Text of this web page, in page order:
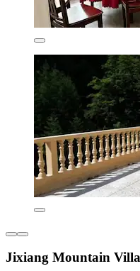
Jixiang Mountain